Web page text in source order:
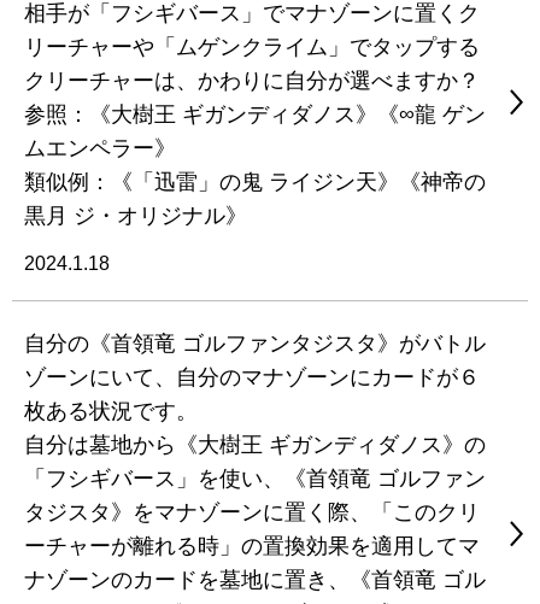
相手が「フシギバース」でマナゾーンに置くク
リーチャーや「ムゲンクライム」でタップする
クリーチャーは、かわりに自分が選べますか？
参照：《大樹王 ギガンディダノス》《∞龍 ゲン
ムエンペラー》
類似例：《「迅雷」の鬼 ライジン天》《神帝の
黒月 ジ・オリジナル》
2024.1.18
自分の《首領竜 ゴルファンタジスタ》がバトル
ゾーンにいて、自分のマナゾーンにカードが６
枚ある状況です。
自分は墓地から《大樹王 ギガンディダノス》の
「フシギバース」を使い、《首領竜 ゴルファン
タジスタ》をマナゾーンに置く際、「このクリ
ーチャーが離れる時」の置換効果を適用してマ
ナゾーンのカードを墓地に置き、《首領竜 ゴル